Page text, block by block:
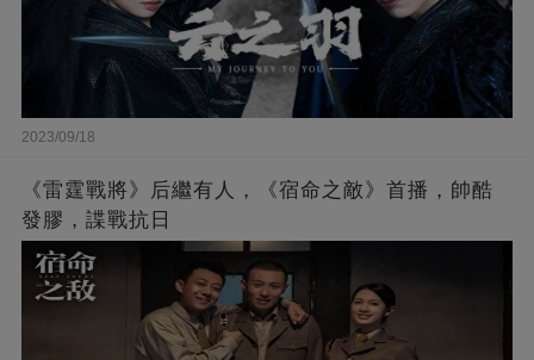
2023/09/18
《雷霆戰將》后繼有人，《宿命之敵》首播，帥酷
發膠，諜戰抗日